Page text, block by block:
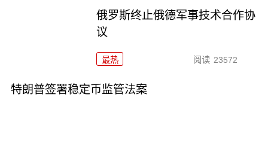
俄罗斯终止俄德军事技术合作协
议
最热 阅读 23572
特朗普签署稳定币监管法案